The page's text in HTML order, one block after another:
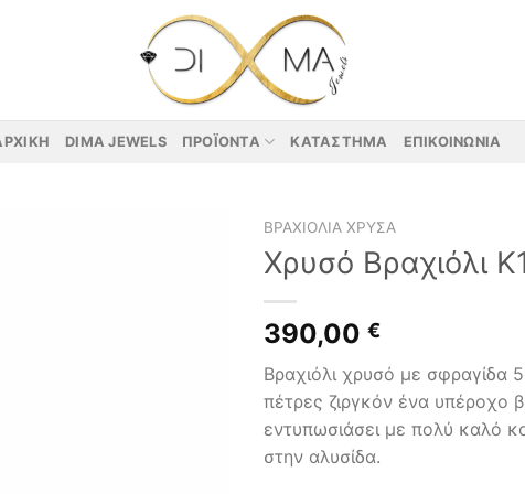
DIMA JEWELS ΠΡΟΪΌΝΤΑ ΚΑΤΆΣΤΗΜΑ ΕΠΙΚΟΙΝΩΝΊΑ
ΒΡΑΧΙΌΛΙΑ ΧΡΥΣΆ
Χρυσό Βραχιόλι
390,00 €
Βραχιόλι χρυσό με σφραγίδα
πέτρες ζιργκόν ένα υπέροχο
εντυπωσιάσει με πολύ καλό
στην αλυσίδα.